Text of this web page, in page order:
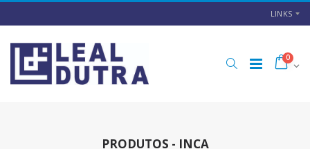
LINKS
0
PRODUTOS - INCA